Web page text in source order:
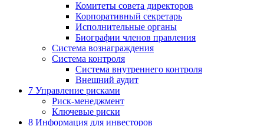
Комитеты совета директоров
Корпоративный секретарь
Исполнительные органы
Биографии членов правления
Система вознаграждения
Система контроля
Система внутреннего контроля
Внешний аудит
7 Управление рисками
Риск-менеджмент
Ключевые риски
8 Информация для инвесторов